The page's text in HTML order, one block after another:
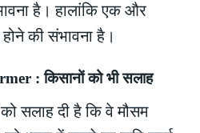
है। हालांकि एक और
की संभावना है।
: किसानों को भी सलाह
को सलाह दी है कि वे मौसम